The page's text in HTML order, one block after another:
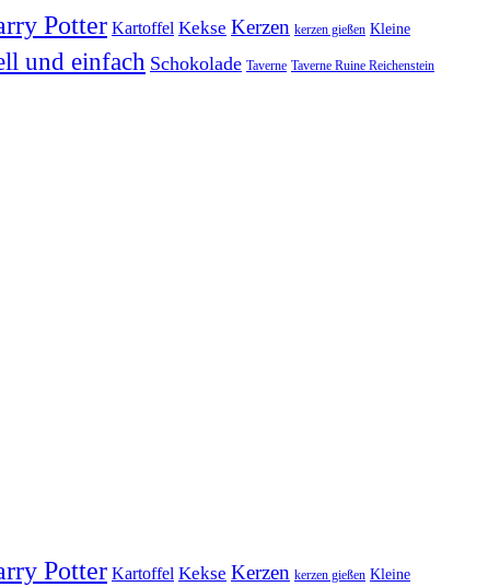
Potter Kartoffel Kekse Kerzen kerzen gießen Kleine
und einfach Schokolade Taverne Taverne Ruine Reichenstein
Potter Kartoffel Kekse Kerzen kerzen gießen Kleine